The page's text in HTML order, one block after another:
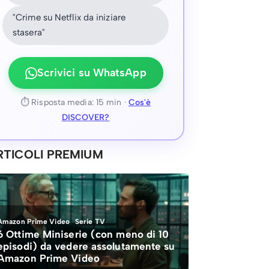
"Crime su Netflix da iniziare
stasera"
Scrivici su WhatsApp
⏱ Risposta media: 15 min · Cos'è
DISCOVER?
PREMIUM